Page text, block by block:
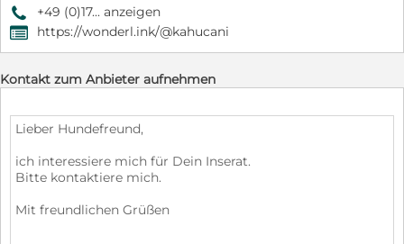
9 +49 (0)17... anzeigen
, https://wonderl.ink/@kahucani
Kontakt zum Anbieter aufnehmen